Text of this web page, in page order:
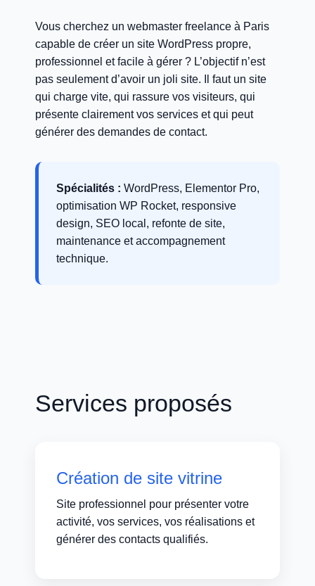
Vous cherchez un webmaster freelance à Paris
capable de créer un site WordPress propre,
professionnel et facile à gérer ? L’objectif n’est
pas seulement d’avoir un joli site. Il faut un site
qui charge vite, qui rassure vos visiteurs, qui
présente clairement vos services et qui peut
générer des demandes de contact.
Spécialités : WordPress, Elementor Pro,
optimisation WP Rocket, responsive
design, SEO local, refonte de site,
maintenance et accompagnement
technique.
Services proposés
Création de site vitrine
Site professionnel pour présenter votre
activité, vos services, vos réalisations et
générer des contacts qualifiés.